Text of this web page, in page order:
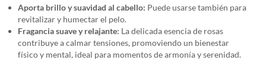
Aporta brillo y suavidad al cabello: Puede usarse también para
revitalizar y humectar el pelo.
Fragancia suave y relajante: La delicada esencia de rosas
contribuye a calmar tensiones, promoviendo un bienestar
físico y mental, ideal para momentos de armonía y serenidad.